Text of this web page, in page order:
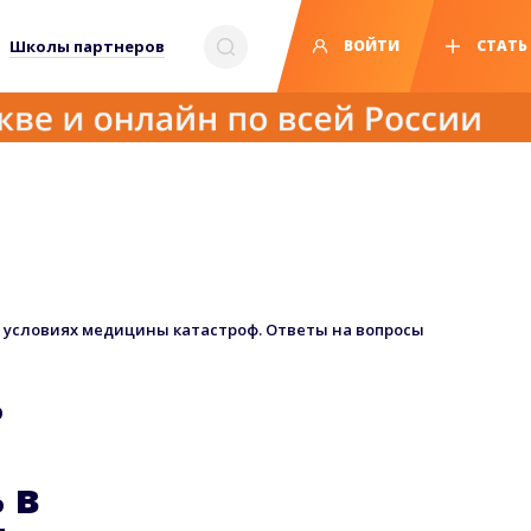
Школы партнеров ВОЙТИ
медицины катастроф. Ответы на вопросы
в